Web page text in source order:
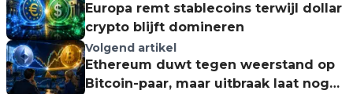
Europa remt stablecoins terwijl dollar
crypto blijft domineren
Volgend artikel
Ethereum duwt tegen weerstand op
Bitcoin-paar, maar uitbraak laat nog